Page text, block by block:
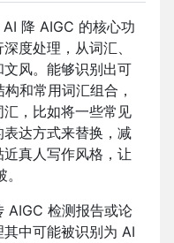
降 AIGC 的核心功
度处理，从词汇、
风。能够识别出可
和常用词汇组合，
，比如将一些常见
达方式来替换，减
真人写作风格，让
AIGC 检测报告或论
中可能被识别为 AI